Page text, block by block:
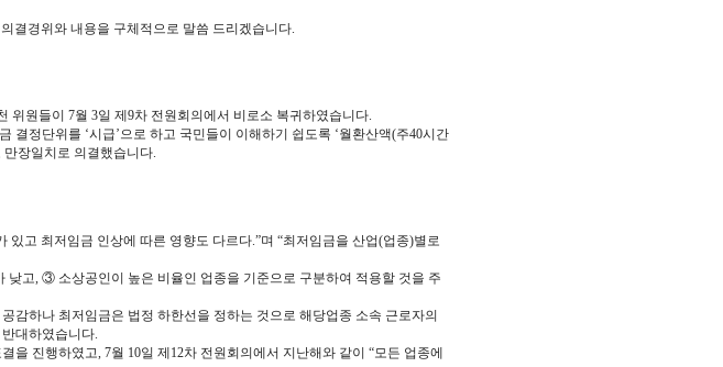
결경위와 내용을 구체적으로 말씀 드리겠습니다.
위원들이 7월 3일 제9차 전원회의에서 비로소 복귀하였습니다.
결정단위를 ‘시급’으로 하고 국민들이 이해하기 쉽도록 ‘월환산액(주40시간
만장일치로 의결했습니다.
있고 최저임금 인상에 따른 영향도 다르다.”며 “최저임금을 산업(업종)별로
고, ③ 소상공인이 높은 비율인 업종을 기준으로 구분하여 적용할 것을 주
감하나 최저임금은 법정 하한선을 정하는 것으로 해당업종 소속 근로자의
대하였습니다.
을 진행하였고, 7월 10일 제12차 전원회의에서 지난해와 같이 “모든 업종에